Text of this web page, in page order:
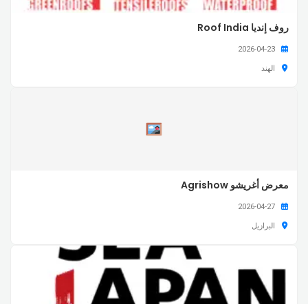
روف إنديا Roof India
الهند
معرض أغريشو Agrishow
البرازيل